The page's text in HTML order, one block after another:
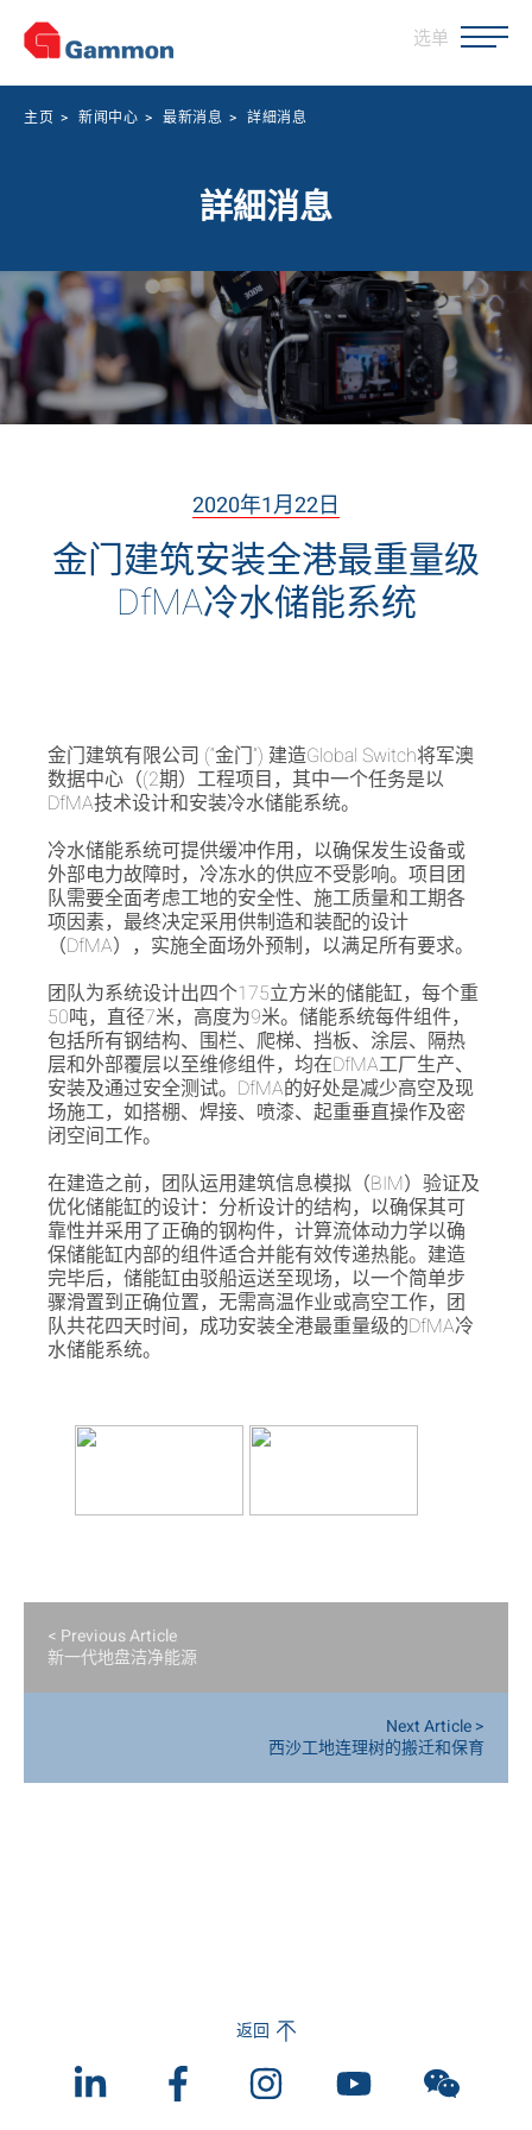
选单
主页 > 新闻中心 > 最新消息 > 詳細消息
詳細消息
2020年1月22日
金门建筑安装全港最重量级
DfMA冷水储能系统
金门建筑有限公司 (“金门”) 建造Global Switch将军澳
数据中心（(2期）工程项目，其中一个任务是以
DfMA技术设计和安装冷水储能系统。
冷水储能系统可提供缓冲作用，以确保发生设备或
外部电力故障时，冷冻水的供应不受影响。项目团
队需要全面考虑工地的安全性、施工质量和工期各
项因素，最终决定采用供制造和装配的设计
（DfMA），实施全面场外预制，以满足所有要求。
团队为系统设计出四个175立方米的储能缸，每个重
50吨，直径7米，高度为9米。储能系统每件组件，
包括所有钢结构、围栏、爬梯、挡板、涂层、隔热
层和外部覆层以至维修组件，均在DfMA工厂生产、
安装及通过安全测试。DfMA的好处是减少高空及现
场施工，如搭棚、焊接、喷漆、起重垂直操作及密
闭空间工作。
在建造之前，团队运用建筑信息模拟（BIM）验证及
优化储能缸的设计：分析设计的结构，以确保其可
靠性并采用了正确的钢构件，计算流体动力学以确
保储能缸内部的组件适合并能有效传递热能。建造
完毕后，储能缸由驳船运送至现场，以一个简单步
骤滑置到正确位置，无需高温作业或高空工作，团
队共花四天时间，成功安装全港最重量级的DfMA冷
水储能系统。
< Previous Article
新一代地盘洁净能源
Next Article >
西沙工地连理树的搬迁和保育
返回